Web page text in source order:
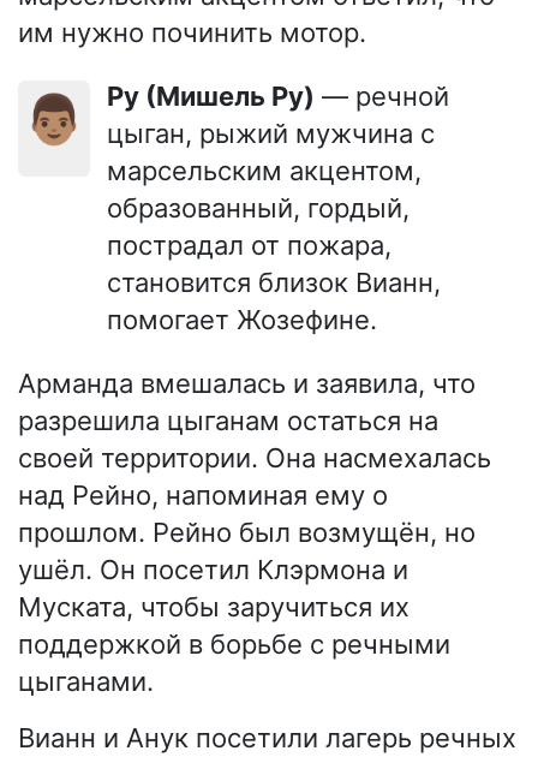
им нужно починить мотор.
👨🏽 Ру (Мишель Ру) — речной
цыган, рыжий мужчина с
марсельским акцентом,
образованный, гордый,
пострадал от пожара,
становится близок Вианн,
помогает Жозефине.
Арманда вмешалась и заявила, что
разрешила цыганам остаться на
своей территории. Она насмехалась
над Рейно, напоминая ему о
прошлом. Рейно был возмущён, но
ушёл. Он посетил Клэрмона и
Муската, чтобы заручиться их
поддержкой в борьбе с речными
цыганами.
Вианн и Анук посетили лагерь речных